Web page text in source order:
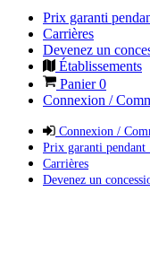
Prix garanti
Carrières
Devenez un
Établissements
Panier0
Connexion /
Connexion /
Prix garanti pendant
Carrières
Devenez un